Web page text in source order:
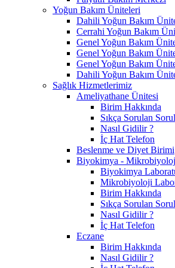
Yoğun Bakım Üniteleri
Dahili Yoğun Bakım
Cerrahi Yoğun Bakım
Genel Yoğun Bakım
Genel Yoğun Bakım
Genel Yoğun Bakım
Dahili Yoğun Bakım
Sağlık Hizmetlerimiz
Ameliyathane Ünitesi
Birim Hakkında
Sıkça Sorulan
Nasıl Gidilir ?
İç Hat Telefon
Beslenme ve Diyet Birimi
Biyokimya -
Biyokimya
Mikrobiyoloji
Birim Hakkında
Sıkça Sorulan
Nasıl Gidilir ?
İç Hat Telefon
Eczane
Birim Hakkında
Nasıl Gidilir ?